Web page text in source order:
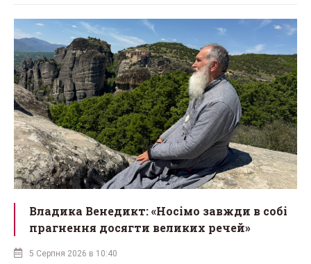
Владика Венедикт: «Носімо завжди в собі
прагнення досягти великих речей»
5 Серпня 2026 в 10:40